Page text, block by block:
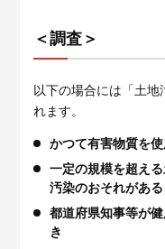
＜調査＞
以下の場合には「土地
れます。
かつて有害物質を
一定の規模を超え
汚染のおそれがあ
都道府県知事等が
き